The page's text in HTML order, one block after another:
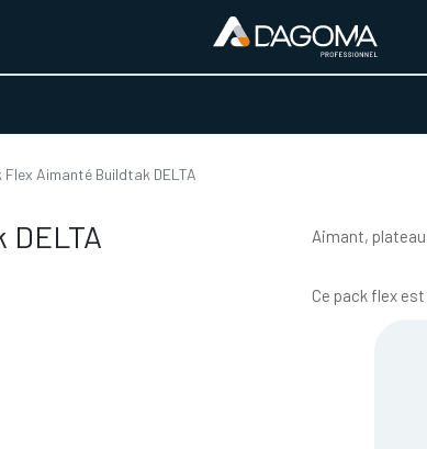
Flex Aimanté Buildtak DELTA
Aimant,
Ce pack flex